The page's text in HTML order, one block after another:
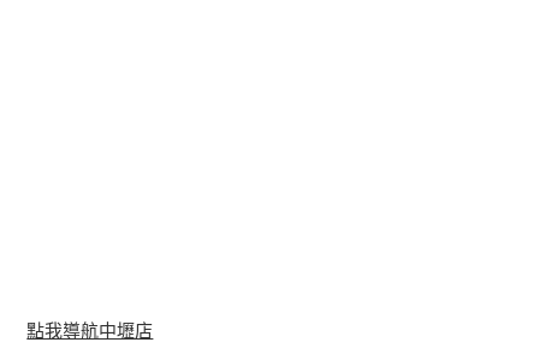
點我導航中壢店